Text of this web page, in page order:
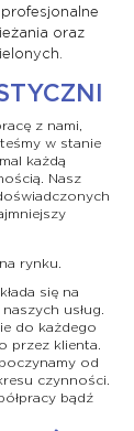
oraz
z nami,
w stanie
każdą
Nasz
na rynku.
się na
usług.
do każdego
przez klienta.
od
czynności.
bądź